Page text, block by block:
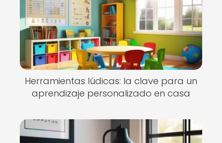
Herramientas lúdicas: la clave para un
aprendizaje personalizado en casa